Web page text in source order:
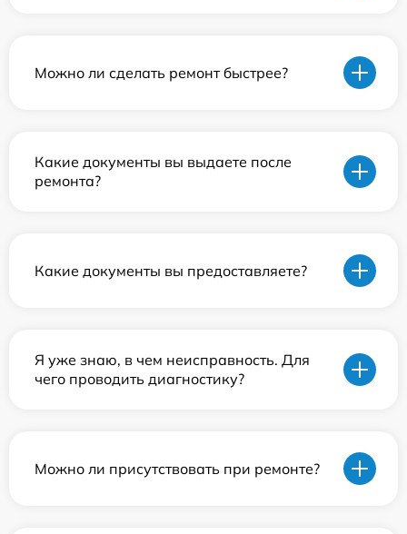
Можно ли сделать ремонт быстрее?
Какие документы вы выдаете после
ремонта?
Какие документы вы предоставляете?
Я уже знаю, в чем неисправность. Для
чего проводить диагностику?
Можно ли присутствовать при ремонте?